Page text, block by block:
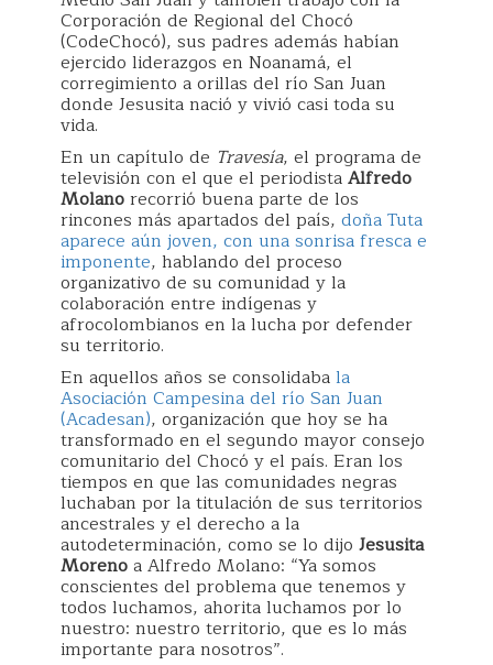
Corporación de Regional del Chocó
(CodeChocó), sus padres además habían
ejercido liderazgos en Noanamá, el
corregimiento a orillas del río San Juan
donde Jesusita nació y vivió casi toda su
vida.
En un capítulo de Travesía, el programa de
televisión con el que el periodistaAlfredo
Molanorecorrió buena parte de los
rincones más apartados del país, doña Tuta
aparece aún joven, con una sonrisa fresca e
imponente, hablando del proceso
organizativo de su comunidad y la
colaboración entre indígenas y
afrocolombianos en la lucha por defender
su territorio.
En aquellos años se consolidabala
Asociación Campesina del río San Juan
(Acadesan), organización que hoy se ha
transformado en el segundo mayor consejo
comunitario del Chocó y el país. Eran los
tiempos en que las comunidades negras
luchaban por la titulación de sus territorios
ancestrales y el derecho a la
autodeterminación, como se lo dijo Jesusita
Morenoa Alfredo Molano: “Ya somos
conscientes del problema que tenemos y
todos luchamos, ahorita luchamos por lo
nuestro: nuestro territorio, que es lo más
importante para nosotros”.